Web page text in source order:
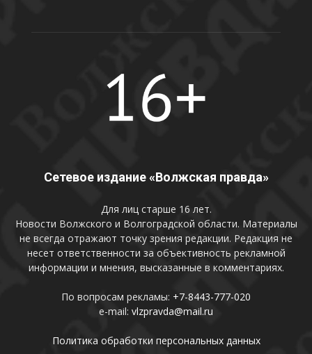
Сетевое издание «Волжская правда»
Для лиц старше 16 лет.
Новости Волжского и Волгоградской области. Материалы
не всегда отражают точку зрения редакции. Редакция не
несет ответственности за объективность рекламной
информации и мнения, высказанные в комментариях.
По вопросам рекламы: +7-8443-777-020
e-mail: vlzpravda@mail.ru
Политика обработки персональных данных